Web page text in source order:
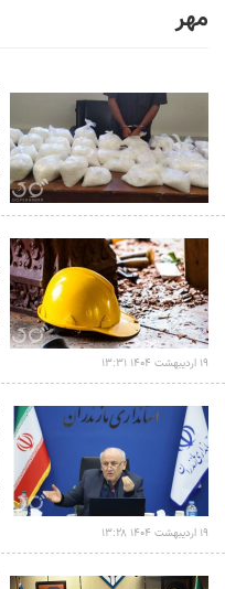
مهر
۱۹ ارديبهشت ۱۴۰۴ ۱۳:۳۱
۱۹ ارديبهشت ۱۴۰۴ ۱۳:۲۸